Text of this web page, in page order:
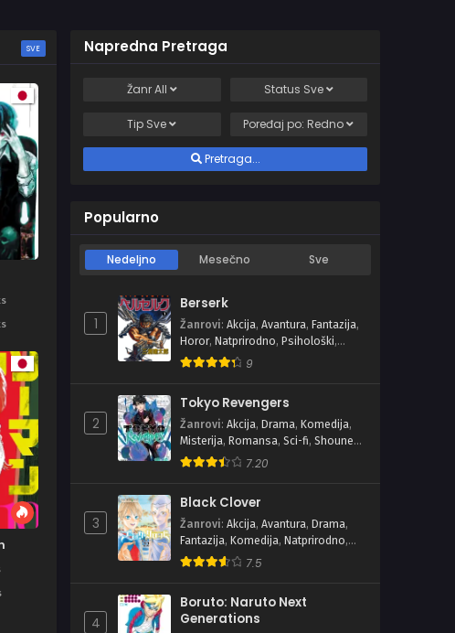
SVE Napredna Pretraga
ŽanrAll Status Sve
Tip Sve Poređaj po: Redno
Pretraga...
Popularno
Nedeljno Mesečno Sve
1
Berserk
Žanrovi: Akcija, Avantura, Fantazija,
Horor, Natprirodno, Psihološki,
Seinen,Tragedija
9
2
Tokyo Revengers
Žanrovi: Akcija, Drama, Komedija,
Misterija, Romansa, Sci-fi, Shounen,
Školski
7.20
3
Black Clover
Žanrovi: Akcija, Avantura, Drama,
Fantazija, Komedija, Natprirodno,
Shounen
7.5
4
Boruto: Naruto Next
Generations